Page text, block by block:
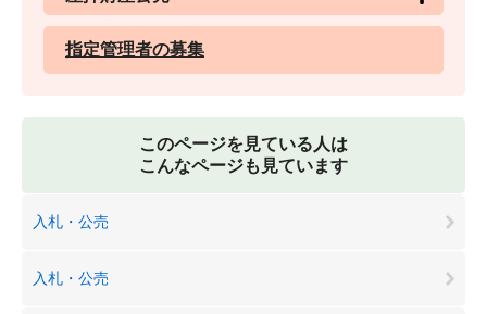
指定管理者の募集
このページを見ている人は
こんなページも見ています
入札・公売
入札・公売